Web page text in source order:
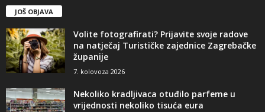
JOŠ OBJAVA
Volite fotografirati? Prijavite svoje radove
na natječaj Turističke zajednice Zagrebačke
županije
7. kolovoza 2026
Nekoliko kradljivaca otuđilo parfeme u
vrijednosti nekoliko tisuća eura